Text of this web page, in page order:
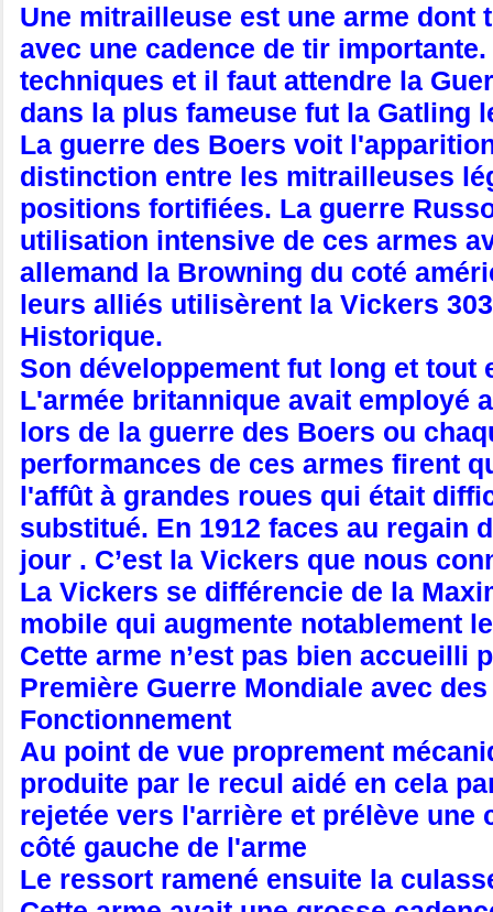
Une mitrailleuse est une arme
avec une cadence de tir
techniques et il faut attendre la
dans la plus fameuse fut la Gatling
La guerre des Boers voit
distinction entre les mitrailleuses
positions fortifiées. La guerre
utilisation intensive de ces armes
allemand la Browning du coté
leurs alliés utilisèrent la Vickers
Historique.
Son développement fut long et tout
L'armée britannique avait employé
lors de la guerre des Boers ou
performances de ces armes firent
l'affût à grandes roues qui était
substitué. En 1912 faces au regain
jour . C’est la Vickers que nous
La Vickers se différencie de la
mobile qui augmente notablement
Cette arme n’est pas bien accueilli
Première Guerre Mondiale avec
Fonctionnement
Au point de vue proprement
produite par le recul aidé en cela
rejetée vers l'arrière et prélève une
côté gauche de l'arme
Le ressort ramené ensuite la